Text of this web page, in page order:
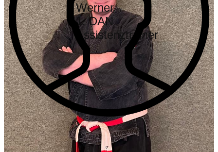
Werner
1. DAN
Assistenztrainer